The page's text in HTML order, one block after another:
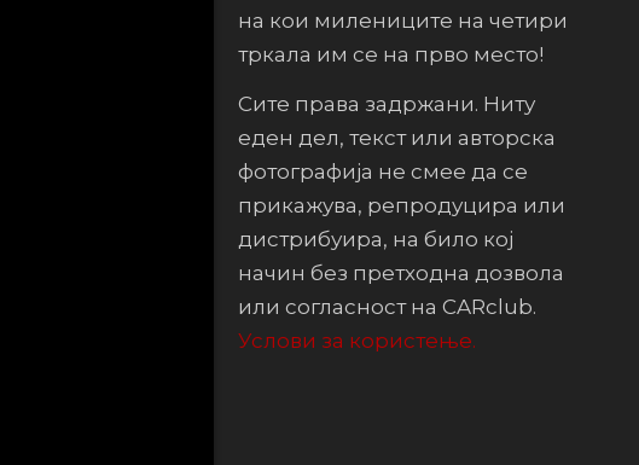
на кои милениците на четири
тркала им се на прво место!
Сите права задржани. Ниту
еден дел, текст или авторска
фотографија не смее да се
прикажува, репродуцира или
дистрибуира, на било кој
начин без претходна дозвола
или согласност на CARclub.
Услови за користење.